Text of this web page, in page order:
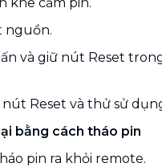
nguồn.
và giữ nút Reset
nút Reset và thử sử
bằng cách tháo pin
pin ra khỏi remote.